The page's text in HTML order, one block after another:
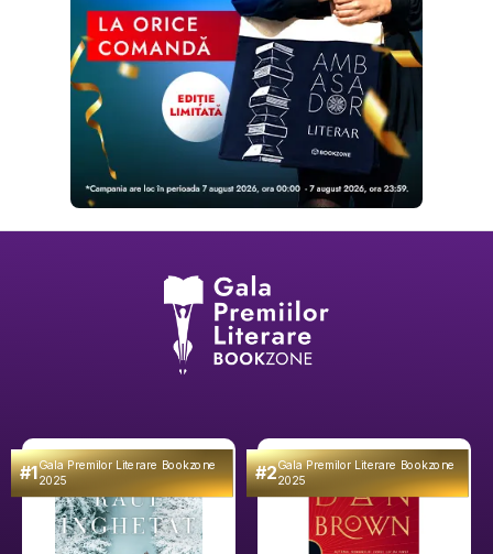
#1Gala Premilor Literare Bookzone
2025
#2Gala Premilor Literare Bookzone
2025